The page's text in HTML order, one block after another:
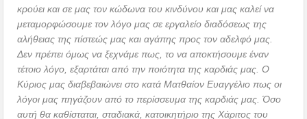
κρούει και σε μας τον κώδωνα του κινδύνου και μας καλεί να
μεταμορφώσουμε τον λόγο μας σε εργαλείο διαδόσεως της
αλήθειας της πίστεώς μας και αγάπης προς τον αδελφό μας.
Δεν πρέπει όμως να ξεχνάμε πως, το να αποκτήσουμε έναν
τέτοιο λόγο, εξαρτάται από την ποιότητα της καρδιάς μας. Ο
Κύριος μας διαβεβαιώνει στο κατά Ματθαίον Ευαγγέλιο πως οι
λόγοι μας πηγάζουν από το περίσσευμα της καρδιάς μας. Όσο
αυτή θα καθίσταται, σταδιακά, κατοικητήριο της Χάριτος του